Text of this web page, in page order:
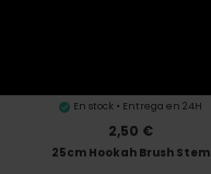
En stock • Entrega en 24H
2,50 €
25cm Hookah Brush Stem